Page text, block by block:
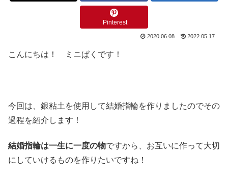
Pinterest
2020.06.08 2022.05.17
こんにちは！ ミニぱくです！
今回は、銀粘土を使用して結婚指輪を作りましたのでその
過程を紹介します！
結婚指輪は一生に一度の物ですから、お互いに作って大切
にしていけるものを作りたいですね！